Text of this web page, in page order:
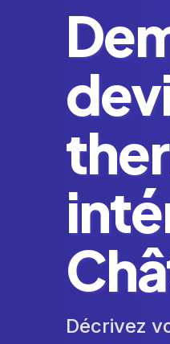
Décrivez